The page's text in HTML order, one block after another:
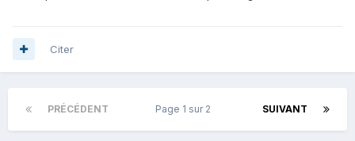
Citer
PRÉCÉDENT SUIVANT
Page 1 sur 2